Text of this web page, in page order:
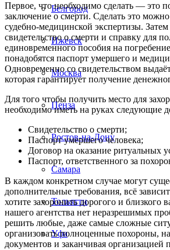
Белгород
Ижевск
Москва
Пенза
Ростов-на-Дону
Самара
Тольятти
Уфа
Первое, что необходимо сделать — это
заключение о смерти. Сделать это
судебно-медицинской экспертизы.
свидетельство о смерти и справку для
единовременного пособия на
понадобятся паспорт умершего и
Одновременно со свидетельством
которая гарантирует получение
Для того чтобы получить место для
необходимо иметь на руках следующие
Свидетельство о смерти;
Паспорт умершего человека;
Договор на оказание ритуальных
Паспорт, ответственного за
В каждом конкретном случае могут
дополнительные требования, всё
хотите захоронить дорогого и близкого
нашего агентства нет неразрешимых
решить любые, даже самые сложные
организовать полноценные похороны,
документов и заканчивая организацией